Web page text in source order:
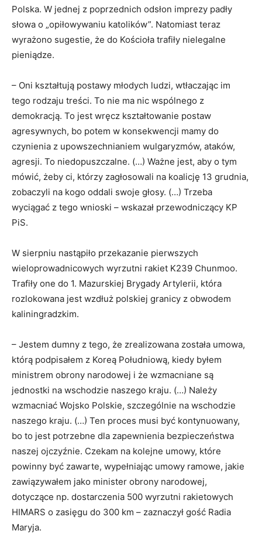
Polska. W jednej z poprzednich odsłon imprezy padły
słowa o „opiłowywaniu katolików”. Natomiast teraz
wyrażono sugestie, że do Kościoła trafiły nielegalne
pieniądze.
– Oni kształtują postawy młodych ludzi, wtłaczając im
tego rodzaju treści. To nie ma nic wspólnego z
demokracją. To jest wręcz kształtowanie postaw
agresywnych, bo potem w konsekwencji mamy do
czynienia z upowszechnianiem wulgaryzmów, ataków,
agresji. To niedopuszczalne. (…) Ważne jest, aby o tym
mówić, żeby ci, którzy zagłosowali na koalicję 13 grudnia,
zobaczyli na kogo oddali swoje głosy. (…) Trzeba
wyciągać z tego wnioski – wskazał przewodniczący KP
PiS.
W sierpniu nastąpiło przekazanie pierwszych
wieloprowadnicowych wyrzutni rakiet K239 Chunmoo.
Trafiły one do 1. Mazurskiej Brygady Artylerii, która
rozlokowana jest wzdłuż polskiej granicy z obwodem
kaliningradzkim.
– Jestem dumny z tego, że zrealizowana została umowa,
którą podpisałem z Koreą Południową, kiedy byłem
ministrem obrony narodowej i że wzmacniane są
jednostki na wschodzie naszego kraju. (…) Należy
wzmacniać Wojsko Polskie, szczególnie na wschodzie
naszego kraju. (…) Ten proces musi być kontynuowany,
bo to jest potrzebne dla zapewnienia bezpieczeństwa
naszej ojczyźnie. Czekam na kolejne umowy, które
powinny być zawarte, wypełniając umowy ramowe, jakie
zawiązywałem jako minister obrony narodowej,
dotyczące np. dostarczenia 500 wyrzutni rakietowych
HIMARS o zasięgu do 300 km – zaznaczył gość Radia
Maryja.